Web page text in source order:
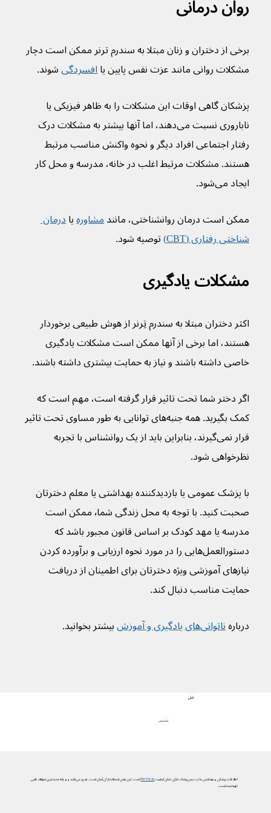
روان درمانی
برخی از دختران و زنان مبتلا به سندرم ترنر ممکن است دچار
مشکلات روانی مانند عزت نفس پایین یا افسردگی شوند.
پزشکان گاهی اوقات این مشکلات را به ظاهر فیزیکی یا
ناباروری نسبت می‌دهند، اما آنها بیشتر به مشکلات درک
رفتار اجتماعی افراد دیگر و نحوه واکنش مناسب مرتبط
هستند. مشکلات مرتبط اغلب در خانه، مدرسه و محل کار
ایجاد می‌شود.
ممکن است درمان روانشناختی، مانند مشاوره یا درمان
شناختی رفتاری (CBT)
توصیه شود.
مشکلات یادگیری
اکثر دختران مبتلا به سندرم تِرنر از هوش طبیعی برخوردار
هستند، اما برخی از آنها ممکن است مشکلات یادگیری
خاصی داشته باشند و نیاز به حمایت بیشتری داشته باشند.
اگر دختر شما تحت تاثیر قرار گرفته است، مهم است که
کمک بگیرید. همه جنبه‌های توانایی به طور مساوی تحت تاثیر
قرار نمی‌گیرند، بنابراین باید از یک روانشناس با تجربه
نظرخواهی شود.
با پزشک عمومی یا بازدیدکننده بهداشتی یا معلم دخترتان
صحبت کنید. با توجه به محل زندگی شما٬ ممکن است
مدرسه یا مهد کودک بر اساس قانون مجبور باشد که
دستورالعمل‌هایی را در مورد نحوه ارزیابی و برآورده کردن
نیازهای آموزشی ویژه دخترتان برای اطمینان از دریافت
حمایت مناسب دنبال کند.
درباره ناتوانی‌های یادگیری و آموزش بیشتر بخوانید.
تشخیص
قبلی
اطلاعات پزشکی و بهداشتی ما در دیجی‌پزشک دارای نشان کیفیتPIF TICKاست. این یعنی استفاده از آن آسان است، به‌روز می‌باشد و بر پایه جدیدترین شواهد علمی
تهیه شده است.